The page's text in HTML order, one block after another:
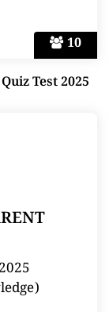
10
Test 2025